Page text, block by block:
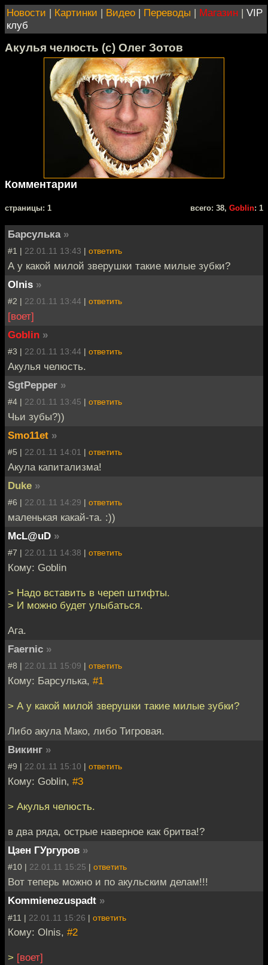
Новости | Картинки | Видео | Переводы | Магазин | VIP
клуб
Акулья челюсть (с) Олег Зотов
Комментарии
cтраницы: 1 всего: 38, Goblin: 1
Барсулька »
#1 | 22.01.11 13:43 | ответить
А у какой милой зверушки такие милые зубки?
Olnis »
#2 | 22.01.11 13:44 | ответить
[воет]
Goblin »
#3 | 22.01.11 13:44 | ответить
Акулья челюсть.
SgtPepper »
#4 | 22.01.11 13:45 | ответить
Чьи зубы?))
Smo11et »
#5 | 22.01.11 14:01 | ответить
Акула капитализма!
Duke »
#6 | 22.01.11 14:29 | ответить
маленькая какай-та. :))
McL@uD »
#7 | 22.01.11 14:38 | ответить
Кому: Goblin
> Надо вставить в череп штифты.
> И можно будет улыбаться.
Ага.
Faernic »
#8 | 22.01.11 15:09 | ответить
Кому: Барсулька, #1
> А у какой милой зверушки такие милые зубки?
Либо акула Мако, либо Тигровая.
Викинг »
#9 | 22.01.11 15:10 | ответить
Кому: Goblin, #3
> Акулья челюсть.
в два ряда, острые наверное как бритва!?
Цзен ГУргуров »
#10 | 22.01.11 15:25 | ответить
Вот теперь можно и по акульским делам!!!
Kommienezuspadt »
#11 | 22.01.11 15:26 | ответить
Кому: Olnis, #2
> [воет]